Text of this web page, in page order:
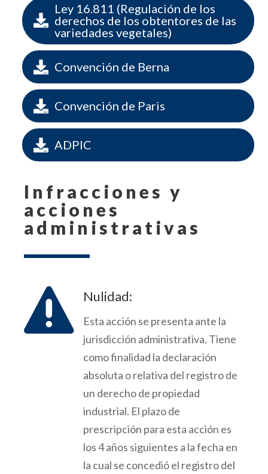

Ley 16.811 (Regulación de los
derechos de los obtentores de las
variedades vegetales)
 Convención de Berna
 Convención de Paris
 ADPIC
Infracciones y
acciones
administrativas
 Nulidad:
Esta acción se presenta ante la
jurisdicción administrativa. Tiene
como finalidad la declaración
absoluta o relativa del registro de
un derecho de propiedad
industrial. El plazo de
prescripción para esta acción es
los 4 años siguientes a la fecha en
la cual se concedió el registro del